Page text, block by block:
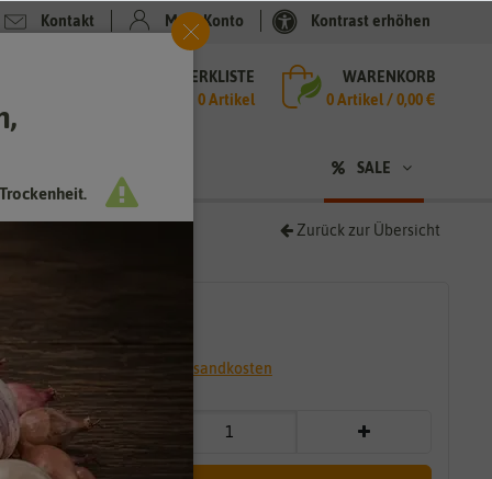
Kontakt Mein Konto Kontrast erhöhen
MERKLISTE
0 Artikel
WARENKORB
0Artikel /0,00 €
SALE
Zurück zur Übersicht
* inkl. 7% MwSt. zzgl. Versandkosten